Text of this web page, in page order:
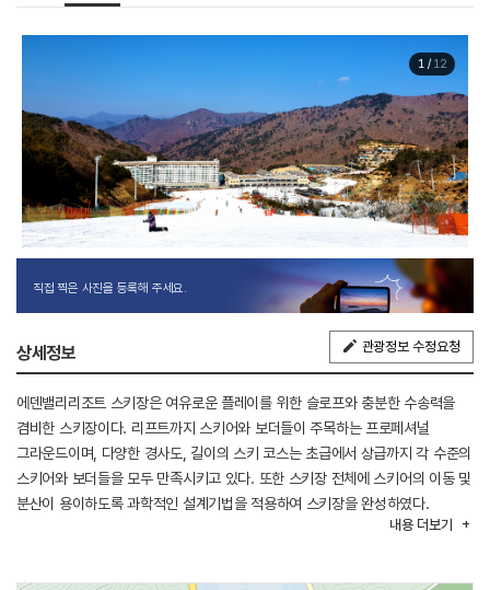
1/ 12
직접 찍은 사진을 등록해 주세요.
상세정보 관광정보 수정요청
에덴밸리리조트 스키장은 여유로운 플레이를 위한 슬로프와 충분한 수송력을
겸비한 스키장이다. 리프트까지 스키어와 보더들이 주목하는 프로페셔널
그라운드이며, 다양한 경사도, 길이의 스키 코스는 초급에서 상급까지 각 수준의
스키어와 보더들을 모두 만족시키고 있다. 또한 스키장 전체에 스키어의 이동 및
분산이 용이하도록 과학적인 설계기법을 적용하여 스키장을 완성하였다.
내용 더보기